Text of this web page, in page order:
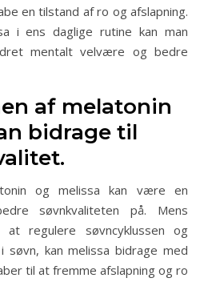
en tilstand af ro og afslapning.
i ens daglige rutine kan man
mentalt velvære og bedre
af melatonin
bidrage til
og melissa kan være en
søvnkvaliteten på. Mens
regulere søvncyklussen og
kan melissa bidrage med
til at fremme afslapning og ro